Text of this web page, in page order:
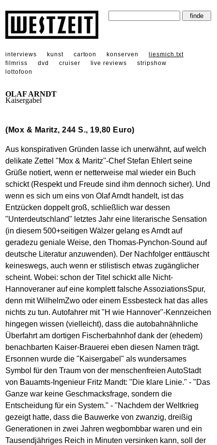
interviews kunst cartoon konserven
liesmich.txt
filmriss
dvd cruiser live reviews
stripshow
lottofoon
OLAF ARNDT
Kaisergabel
(Mox & Maritz, 244 S., 19,80 Euro)
Aus konspirativen Gründen lasse ich unerwähnt, auf welch
delikate Zettel "Mox & Maritz"-Chef Stefan Ehlert seine
Grüße notiert, wenn er netterweise mal wieder ein Buch
schickt (Respekt und Freude sind ihm dennoch sicher). Und
wenn es sich um eins von Olaf Arndt handelt, ist das
Entzücken doppelt groß, schließlich war dessen
"Unterdeutschland" letztes Jahr eine literarische Sensation
(in diesem 500+seitigen Wälzer gelang es Arndt auf
geradezu geniale Weise, den Thomas-Pynchon-Sound auf
deutsche Literatur anzuwenden). Der Nachfolger enttäuscht
keineswegs, auch wenn er stilistisch etwas zugänglicher
scheint. Wobei: schon der Titel schickt alle Nicht-
Hannoveraner auf eine komplett falsche AssoziationsSpur,
denn mit WilhelmZwo oder einem Essbesteck hat das alles
nichts zu tun. Autofahrer mit "H wie Hannover"-Kennzeichen
hingegen wissen (vielleicht), dass die autobahnähnliche
Überfahrt am dortigen Fischerbahnhof dank der (ehedem)
benachbarten Kaiser-Brauerei eben diesen Namen trägt.
Ersonnen wurde die "Kaisergabel" als wundersames
Symbol für den Traum von der menschenfreien AutoStadt
von Bauamts-Ingenieur Fritz Mandt: "Die klare Linie." - "Das
Ganze war keine Geschmacksfrage, sondern die
Entscheidung für ein System." - "Nachdem der Weltkrieg
gezeigt hatte, dass die Bauwerke von zwanzig, dreißig
Generationen in zwei Jahren wegbombbar waren und ein
Tausendjähriges Reich in Minuten versinken kann, soll der